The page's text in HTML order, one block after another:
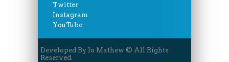
Twitter
Instagram
YouTube
Developed By Jo Mathew © All Rights
Reserved.